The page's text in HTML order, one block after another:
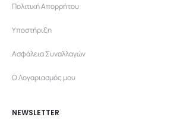
Πολιτική Απορρήτου
Υποστήριξη
Ασφάλεια Συναλλαγών
Ο Λογαριασμός μου
NEWSLETTER